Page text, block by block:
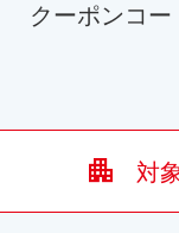
クーポンコ
対